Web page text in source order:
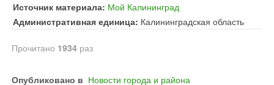
Источник материала: Мой Калининград
Административная единица: Калининградская область
Прочитано 1934 раз
Опубликовано в Новости города и района